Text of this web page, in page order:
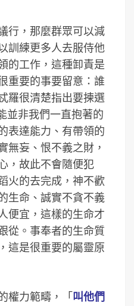
行，那麼群眾可以減
訓練更多人去服侍他
的工作，這種卸責是
重要的事要留意：誰
羅很清楚指出要揀選
並非我們一直抱著的
表達能力、有帶領的
無妄、恨不義之財，
，故此不會隨便犯
火的去完成，神不歡
生命、誠實不貪不義
便宜，這樣的生命才
從。事奉者的生命質
這是很重要的屬靈原
權力範疇，「叫他們